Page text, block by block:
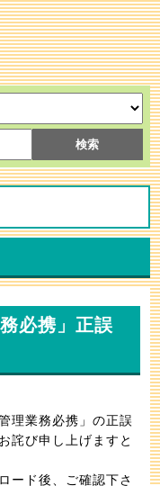
必携」正誤
理業務必携」の正誤
詫び申し上げますと
ード後、ご確認下さ